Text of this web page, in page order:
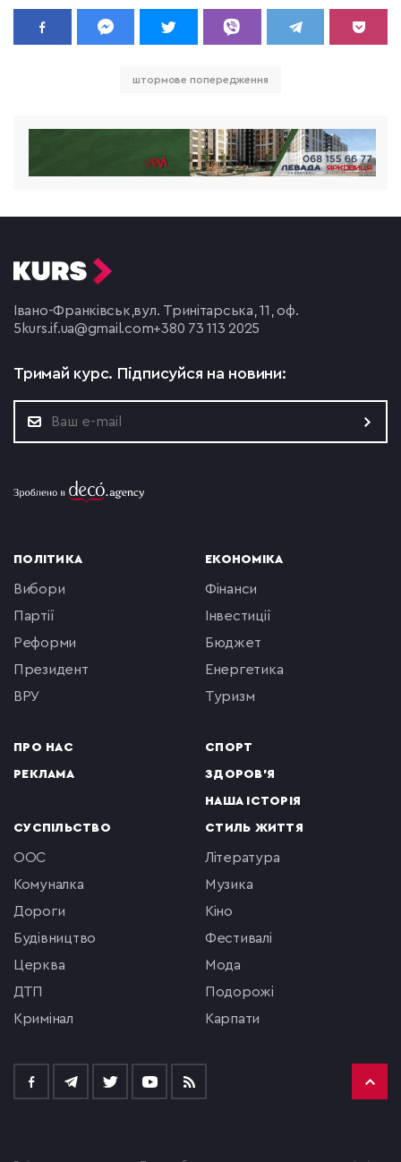
штормове попередження
Івано-Франківськ,вул. Тринітарська, 11, оф.
5 kurs.if.ua@gmail.com+380 73 113 2025
Тримай курс. Підписуйся на новини:
ПОЛІТИКА
вибори
партії
реформи
президент
ВРУ
ПРО НАС
РЕКЛАМА
ЕКОНОМІКА
фінанси
інвестиції
бюджет
енергетика
туризм
СПОРТ
ЗДОРОВ'Я
НАША ІСТОРІЯ
СУСПІЛЬСТВО
ООС
комуналка
Дороги
будівництво
церква
ДТП
кримінал
СТИЛЬ ЖИТТЯ
література
музика
кіно
фестивалі
мода
подорожі
Карпати